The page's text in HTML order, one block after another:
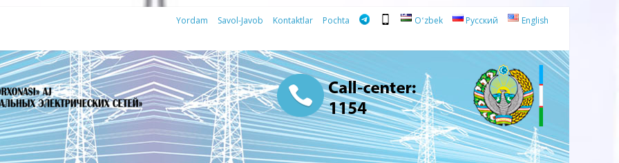
Yordam Savol-Javob Kontaktlar Pochta Oʻzbek Русский English